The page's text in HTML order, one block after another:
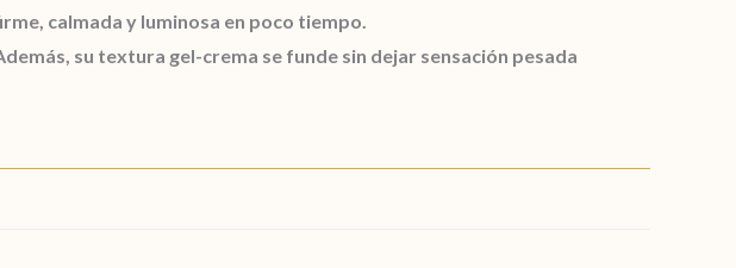
calmada y luminosa en poco tiempo.
su textura gel-crema se funde sin dejar sensación pesada